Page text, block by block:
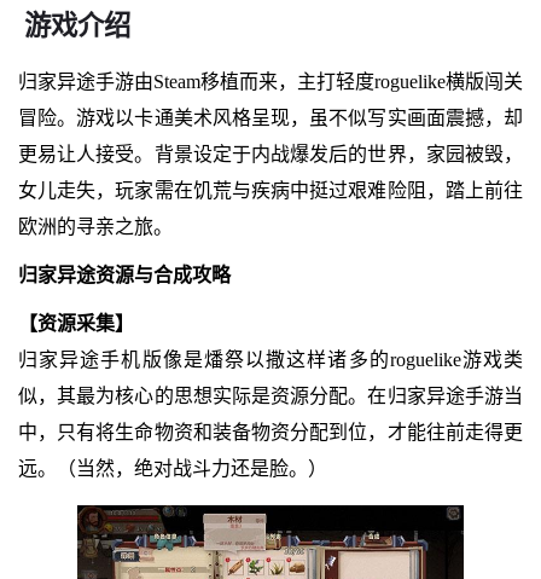
游戏介绍
归家异途手游由Steam移植而来，主打轻度roguelike横版闯关
冒险。游戏以卡通美术风格呈现，虽不似写实画面震撼，却
更易让人接受。背景设定于内战爆发后的世界，家园被毁，
女儿走失，玩家需在饥荒与疾病中挺过艰难险阻，踏上前往
欧洲的寻亲之旅。
归家异途资源与合成攻略
【资源采集】
归家异途手机版像是燔祭以撒这样诸多的roguelike游戏类
似，其最为核心的思想实际是资源分配。在归家异途手游当
中，只有将生命物资和装备物资分配到位，才能往前走得更
远。（当然，绝对战斗力还是脸。）